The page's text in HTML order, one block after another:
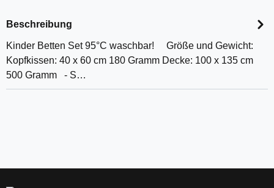
Beschreibung
Kinder Betten Set 95°C waschbar! Größe und Gewicht:
Kopfkissen: 40 x 60 cm 180 Gramm Decke: 100 x 135 cm
500 Gramm - S…